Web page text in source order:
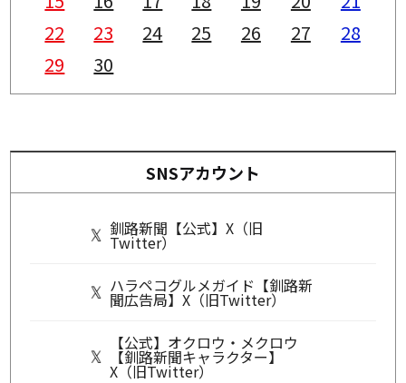
22
23 24 25 26 27
28
29
30
SNSアカウント
釧路新聞【公式】X（旧
Twitter）
ハラペコグルメガイド【釧路新
聞広告局】X（旧Twitter）
【公式】オクロウ・メクロウ
【釧路新聞キャラクター】
X（旧Twitter）